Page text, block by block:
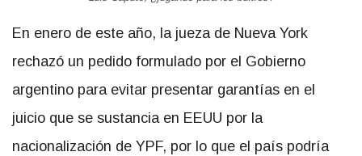
En enero de este año, la jueza de Nueva York
rechazó un pedido formulado por el Gobierno
argentino para evitar presentar garantías en el
juicio que se sustancia en EEUU por la
nacionalización de YPF, por lo que el país podría